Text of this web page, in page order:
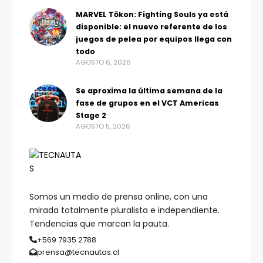
Somos un medio de prensa online, con una
mirada totalmente pluralista e independiente.
Tendencias que marcan la pauta.
+569 7935 2788
prensa@tecnautas.cl
MARVEL Tōkon: Fighting Souls ya está
disponible: el nuevo referente de los
juegos de pelea por equipos llega con
todo
AGOSTO 6, 2026
Se aproxima la última semana de la
fase de grupos en el VCT Americas
Stage 2
AGOSTO 5, 2026